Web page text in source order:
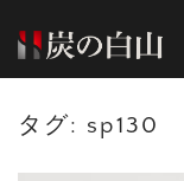
タグ: sp130